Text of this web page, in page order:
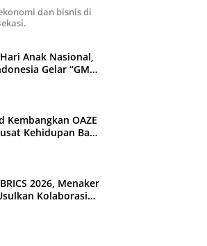
dan bisnis di
Anak Nasional,
Gelar “GM
Kembangkan OAZE
Kehidupan Baru
2026, Menaker
Kolaborasi